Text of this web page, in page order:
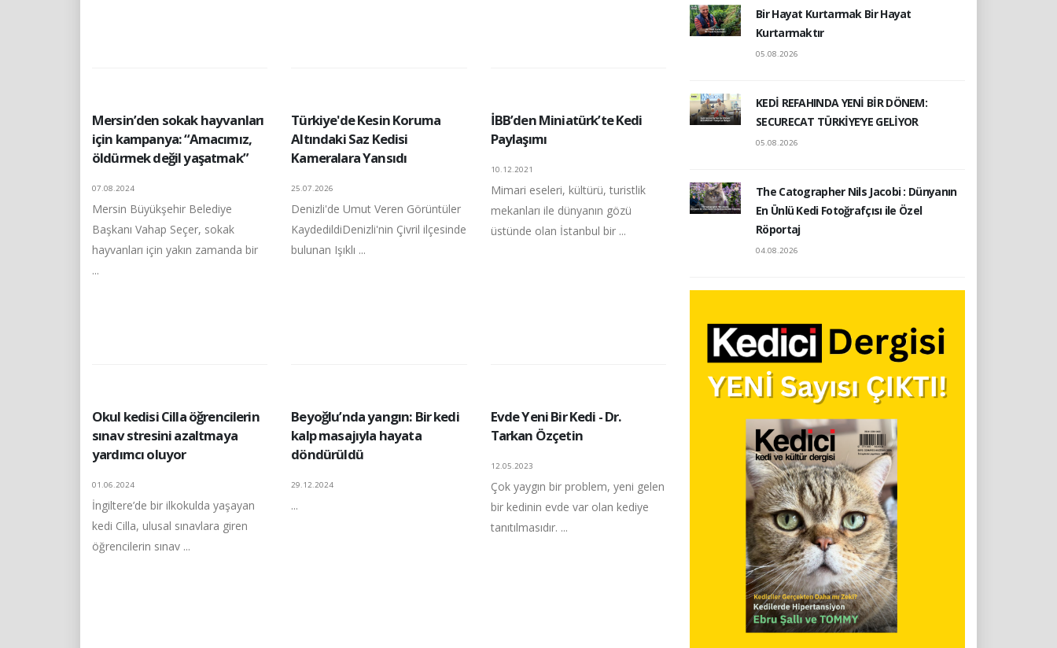
Mersin’den sokak hayvanları
için kampanya: “Amacımız,
öldürmek değil yaşatmak”
07.08.2024
Mersin Büyükşehir Belediye
Başkanı Vahap Seçer, sokak
hayvanları için yakın zamanda bir
...
Türkiye'de Kesin Koruma
Altındaki Saz Kedisi
Kameralara Yansıdı
25.07.2026
Denizli'de Umut Veren Görüntüler
KaydedildiDenizli'nin Çivril ilçesinde
bulunan Işıklı ...
İBB’den Miniatürk’te Kedi
Paylaşımı
10.12.2021
Mimari eseleri, kültürü, turistlik
mekanları ile dünyanın gözü
üstünde olan İstanbul bir ...
Okul kedisi Cilla öğrencilerin
sınav stresini azaltmaya
yardımcı oluyor
01.06.2024
İngiltere’de bir ilkokulda yaşayan
kedi Cilla, ulusal sınavlara giren
öğrencilerin sınav ...
Beyoğlu’nda yangın: Bir kedi
kalp masajıyla hayata
döndürüldü
29.12.2024
...
Evde Yeni Bir Kedi - Dr.
Tarkan Özçetin
12.05.2023
Çok yaygın bir problem, yeni gelen
bir kedinin evde var olan kediye
tanıtılmasıdır. ...
Bir Hayat Kurtarmak Bir Hayat
Kurtarmaktır
05.08.2026
KEDİ REFAHINDA YENİ BİR DÖNEM:
SECURECAT TÜRKİYE’YE GELİYOR
05.08.2026
The Catographer Nils Jacobi : Dünyanın
En Ünlü Kedi Fotoğrafçısı ile Özel
Röportaj
04.08.2026